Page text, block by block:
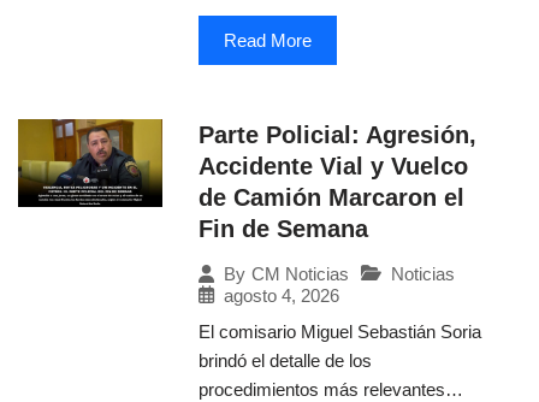
Read More
Parte Policial: Agresión,
Accidente Vial y Vuelco
de Camión Marcaron el
Fin de Semana
By CM Noticias
Noticias
agosto 4, 2026
El comisario Miguel Sebastián Soria
brindó el detalle de los
procedimientos más relevantes…